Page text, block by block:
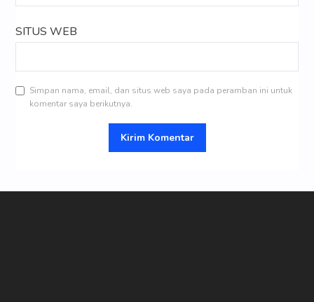
SITUS WEB
Simpan nama, email, dan situs web saya pada peramban ini untuk
komentar saya berikutnya.